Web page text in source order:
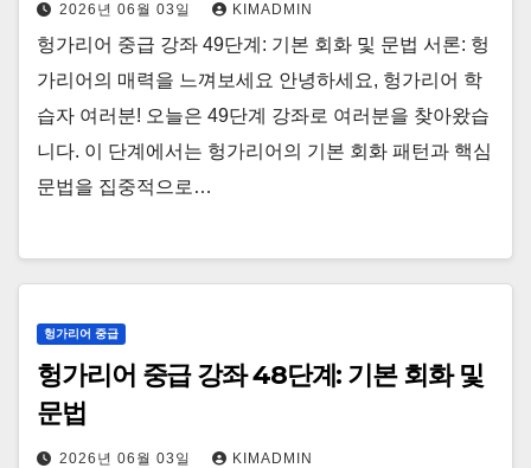
2026년 06월 03일 KIMADMIN
헝가리어 중급 강좌 49단계: 기본 회화 및 문법 서론: 헝
가리어의 매력을 느껴보세요 안녕하세요, 헝가리어 학
습자 여러분! 오늘은 49단계 강좌로 여러분을 찾아왔습
니다. 이 단계에서는 헝가리어의 기본 회화 패턴과 핵심
문법을 집중적으로…
헝가리어 중급
헝가리어 중급 강좌 48단계: 기본 회화 및
문법
2026년 06월 03일 KIMADMIN